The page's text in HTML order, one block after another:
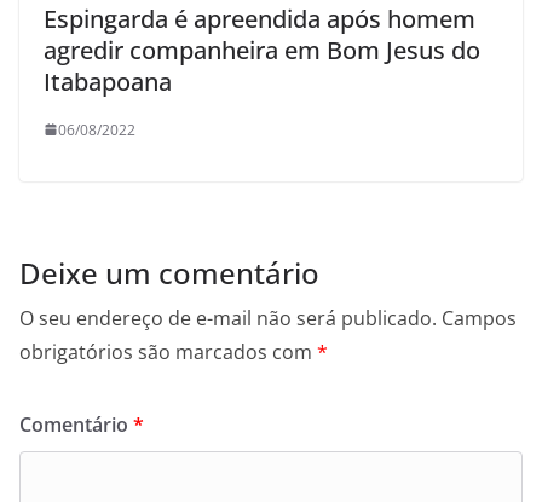
Espingarda é apreendida após homem
agredir companheira em Bom Jesus do
Itabapoana
06/08/2022
Deixe um comentário
O seu endereço de e-mail não será publicado. Campos
obrigatórios são marcados com *
Comentário *